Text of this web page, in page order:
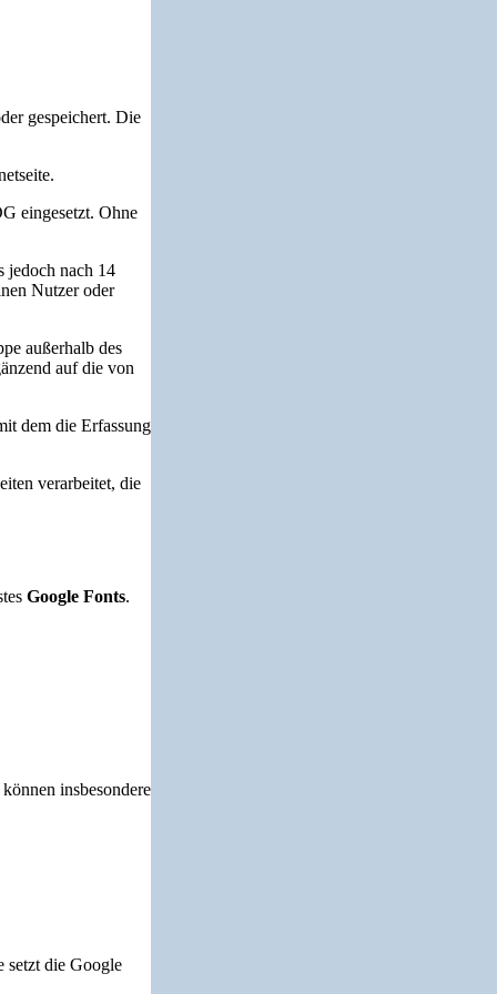
gespeichert. Die
eingesetzt. Ohne
jedoch nach 14
Nutzer oder
außerhalb des
auf die von
dem die Erfassung
verarbeitet, die
Google Fonts.
insbesondere
setzt die Google